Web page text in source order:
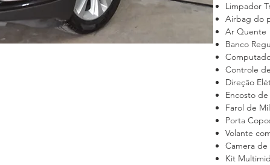
Limpador
Airbag do
Ar Quente
Banco
Controle
Direção
Encosto
Farol de
Porta
Volante
Camera de
Kit